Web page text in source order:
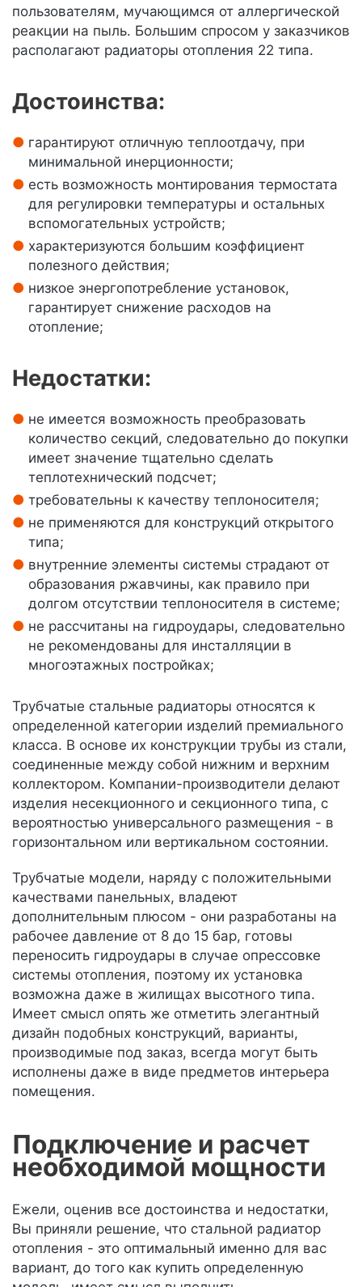
пользователям, мучающимся от аллергической
реакции на пыль. Большим спросом у заказчиков
располагают радиаторы отопления 22 типа.
Достоинства:
гарантируют отличную теплоотдачу, при
минимальной инерционности;
есть возможность монтирования термостата
для регулировки температуры и остальных
вспомогательных устройств;
характеризуются большим коэффициент
полезного действия;
низкое энергопотребление установок,
гарантирует снижение расходов на
отопление;
Недостатки:
не имеется возможность преобразовать
количество секций, следовательно до покупки
имеет значение тщательно сделать
теплотехнический подсчет;
требовательны к качеству теплоносителя;
не применяются для конструкций открытого
типа;
внутренние элементы системы страдают от
образования ржавчины, как правило при
долгом отсутствии теплоносителя в системе;
не рассчитаны на гидроудары, следовательно
не рекомендованы для инсталляции в
многоэтажных постройках;
Трубчатые стальные радиаторы относятся к
определенной категории изделий премиального
класса. В основе их конструкции трубы из стали,
соединенные между собой нижним и верхним
коллектором. Компании-производители делают
изделия несекционного и секционного типа, с
вероятностью универсального размещения - в
горизонтальном или вертикальном состоянии.
Трубчатые модели, наряду с положительными
качествами панельных, владеют
дополнительным плюсом - они разработаны на
рабочее давление от 8 до 15 бар, готовы
переносить гидроудары в случае опрессовке
системы отопления, поэтому их установка
возможна даже в жилищах высотного типа.
Имеет смысл опять же отметить элегантный
дизайн подобных конструкций, варианты,
производимые под заказ, всегда могут быть
исполнены даже в виде предметов интерьера
помещения.
Подключение и расчет
необходимой мощности
Ежели, оценив все достоинства и недостатки,
Вы приняли решение, что стальной радиатор
отопления - это оптимальный именно для вас
вариант, до того как купить определенную